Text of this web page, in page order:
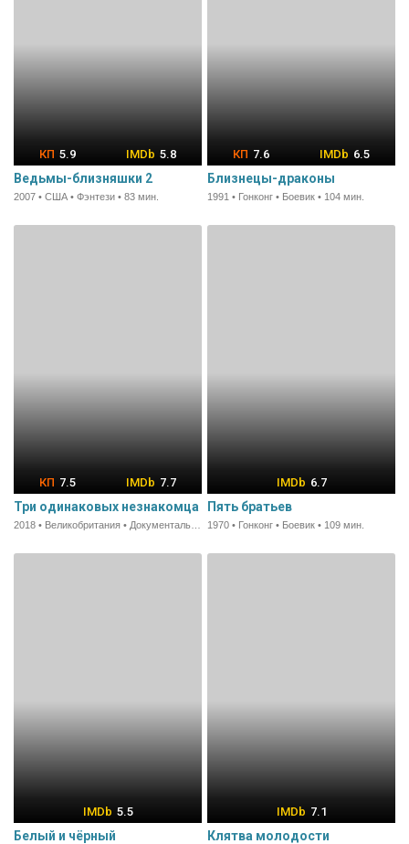
5.9 5.8
Ведьмы-близняшки 2
2007 • США • Фэнтези • 83 мин.
7.6 6.5
Близнецы-драконы
1991 • Гонконг • Боевик • 104 мин.
7.5 7.7
Три одинаковых незнакомца
6.7
Пять братьев
1970 • Гонконг • Боевик • 109 мин.
5.5
Белый и чёрный
7.1
Клятва молодости